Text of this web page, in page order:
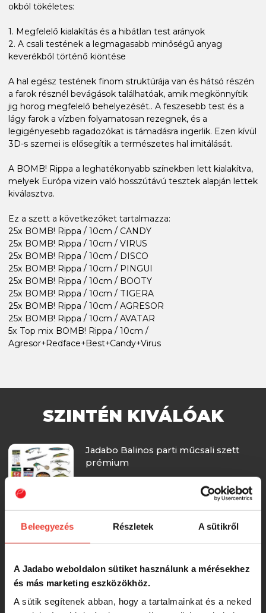
Beleegyezés Részletek A sütikről
A Jadabo weboldalon sütiket használunk a mérésekhez
és más marketing eszközökhöz.
A sütik segítenek abban, hogy a tartalmainkat és a neked
okból tökéletes:
1. Megfelelő kialakítás és a hibátlan test arányok
2. A csali testének a legmagasabb minőségű anyag
keverékből történő kiöntése
A hal egész testének finom struktúrája van és hátsó részén
a farok résznél bevágások találhatóak, amik megkönnyítik
jig horog megfelelő behelyezését.. A feszesebb test és a
lágy farok a vízben folyamatosan rezegnek, és a
legigényesebb ragadozókat is támadásra ingerlik. Ezen kívül
3D-s szemei is elősegítik a természetes hal imitálását.
A BOMB! Rippa a leghatékonyabb színekben lett kialakítva,
melyek Európa vizein való hosszútávú tesztek alapján lettek
kiválasztva.
Ez a szett a következőket tartalmazza:
25x BOMB! Rippa / 10cm / CANDY
25x BOMB! Rippa / 10cm / VIRUS
25x BOMB! Rippa / 10cm / DISCO
25x BOMB! Rippa / 10cm / PINGUI
25x BOMB! Rippa / 10cm / BOOTY
25x BOMB! Rippa / 10cm / TIGERA
25x BOMB! Rippa / 10cm / AGRESOR
25x BOMB! Rippa / 10cm / AVATAR
5x Top mix BOMB! Rippa / 10cm /
Agresor+Redface+Best+Candy+Virus
SZINTÉN KIVÁLÓAK
Jadabo Balinos parti műcsali szett
prémium
Jadabo Balinos műcsali szett -
folyóvizi csorgós
-12% 45 990 Ft